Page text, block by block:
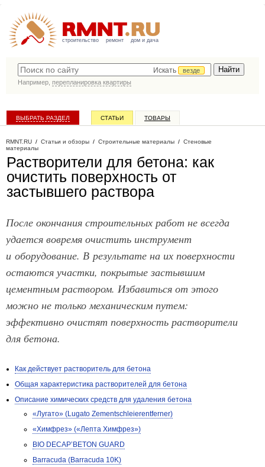
строительство ремонт дом и дача
Искать
везде
Например, перепланировка квартиры
ВЫБРАТЬ РАЗДЕЛ СТАТЬИ ТОВАРЫ
RMNT.RU / Статьи и обзоры / Строительные материалы / Стеновые
материалы
Растворители для бетона: как
очистить поверхность от
застывшего раствора
После окончания строительных работ не всегда
удается вовремя очистить инструмент
и оборудование. В результате на их поверхности
остаются участки, покрытые застывшим
цементным раствором. Избавиться от этого
можно не только механическим путем:
эффективно очистят поверхность растворители
для бетона.
Как действует растворитель для бетона
Общая характеристика растворителей для бетона
Описание химических средств для удаления бетона
«Лугато» (Lugato Zementschleierentferner)
«Химфрез» («Лепта Химфрез»)
BIO DECAP’BETON GUARD
Barracuda (Barracuda 10K)